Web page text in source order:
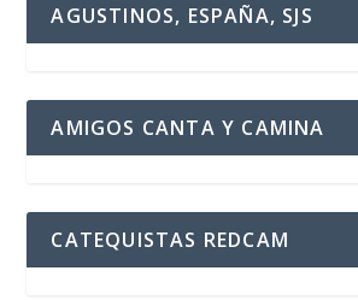
AGUSTINOS, ESPAÑA, SJS
AMIGOS CANTA Y CAMINA
CATEQUISTAS REDCAM